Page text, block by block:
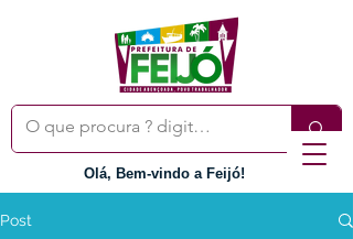
Olá, Bem-vindo a Feijó!
Post